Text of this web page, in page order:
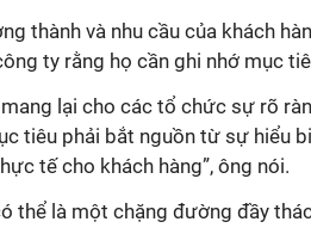
thành và nhu cầu của khách
ty rằng họ cần ghi nhớ mục
lại cho các tổ chức sự rõ
tiêu phải bắt nguồn từ sự hiểu
tế cho khách hàng”, ông nói.
thể là một chặng đường đầy